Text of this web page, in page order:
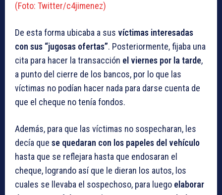
(Foto: Twitter/c4jimenez)
De esta forma ubicaba a sus víctimas interesadas
con sus “jugosas ofertas”. Posteriormente, fijaba una
cita para hacer la transacción el viernes por la tarde,
a punto del cierre de los bancos, por lo que las
víctimas no podían hacer nada para darse cuenta de
que el cheque no tenía fondos.
Además, para que las víctimas no sospecharan, les
decía que se quedaran con los papeles del vehículo
hasta que se reflejara hasta que endosaran el
cheque, logrando así que le dieran los autos, los
cuales se llevaba el sospechoso, para luego elaborar